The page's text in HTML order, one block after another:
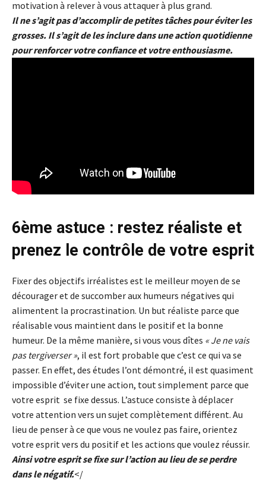
motivation à relever à vous attaquer à plus grand.
Il ne s’agit pas d’accomplir de petites tâches pour éviter les
grosses. Il s’agit de les inclure dans une action quotidienne
pour renforcer votre confiance et votre enthousiasme.
6ème astuce : restez réaliste et
prenez le contrôle de votre esprit
Fixer des objectifs irréalistes est le meilleur moyen de se
décourager et de succomber aux humeurs négatives qui
alimentent la procrastination. Un but réaliste parce que
réalisable vous maintient dans le positif et la bonne
humeur. De la même manière, si vous vous dîtes « Je ne vais
pas tergiverser », il est fort probable que c’est ce qui va se
passer. En effet, des études l’ont démontré, il est quasiment
impossible d’éviter une action, tout simplement parce que
votre esprit se fixe dessus. L’astuce consiste à déplacer
votre attention vers un sujet complètement différent. Au
lieu de penser à ce que vous ne voulez pas faire, orientez
votre esprit vers du positif et les actions que voulez réussir.
Ainsi votre esprit se fixe sur l’action au lieu de se perdre
dans le négatif.</